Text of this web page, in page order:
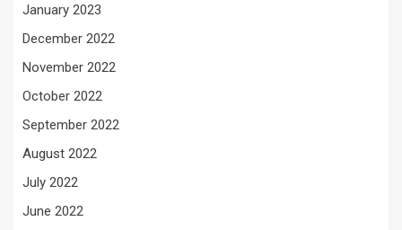
January 2023
December 2022
November 2022
October 2022
September 2022
August 2022
July 2022
June 2022